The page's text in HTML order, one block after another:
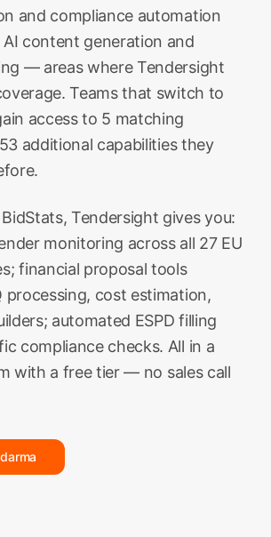
and compliance automation
AI content generation and
— areas where Tendersight
Teams that switch to
access to 5 matching
additional capabilities they
Tendersight gives you:
monitoring across all 27 EU
financial proposal tools
processing, cost estimation,
automated ESPD filling
compliance checks. All in a
with a free tier — no sales call